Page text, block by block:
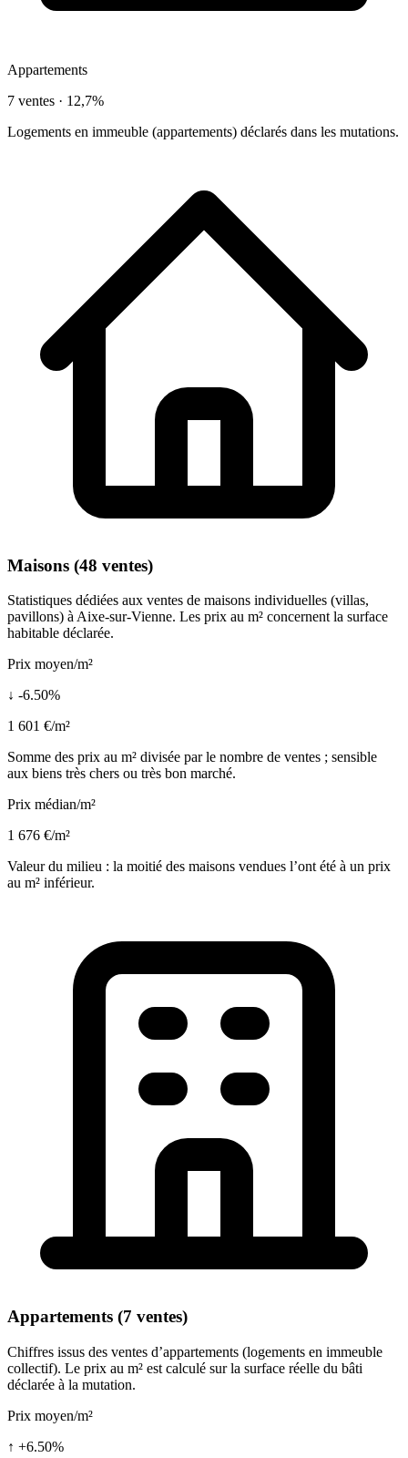
Appartements
7 ventes · 12,7%
Logements en immeuble (appartements) déclarés dans les mutations.
Maisons (48 ventes)
Statistiques dédiées aux ventes de maisons individuelles (villas,
pavillons) à Aixe-sur-Vienne. Les prix au m² concernent la surface
habitable déclarée.
Prix moyen/m²
↓ -6.50%
1 601 €/m²
Somme des prix au m² divisée par le nombre de ventes ; sensible
aux biens très chers ou très bon marché.
Prix médian/m²
1 676 €/m²
Valeur du milieu : la moitié des maisons vendues l’ont été à un prix
au m² inférieur.
Appartements (7 ventes)
Chiffres issus des ventes d’appartements (logements en immeuble
collectif). Le prix au m² est calculé sur la surface réelle du bâti
déclarée à la mutation.
Prix moyen/m²
↑ +6.50%